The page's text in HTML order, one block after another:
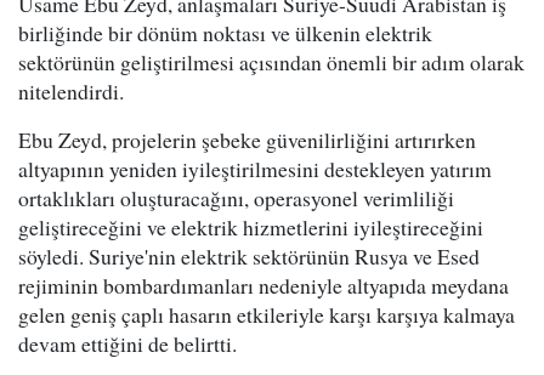
birliğinde bir dönüm noktası ve ülkenin elektrik
sektörünün geliştirilmesi açısından önemli bir adım olarak
nitelendirdi.
Ebu Zeyd, projelerin şebeke güvenilirliğini artırırken
altyapının yeniden iyileştirilmesini destekleyen yatırım
ortaklıkları oluşturacağını, operasyonel verimliliği
geliştireceğini ve elektrik hizmetlerini iyileştireceğini
söyledi. Suriye'nin elektrik sektörünün Rusya ve Esed
rejiminin bombardımanları nedeniyle altyapıda meydana
gelen geniş çaplı hasarın etkileriyle karşı karşıya kalmaya
devam ettiğini de belirtti.